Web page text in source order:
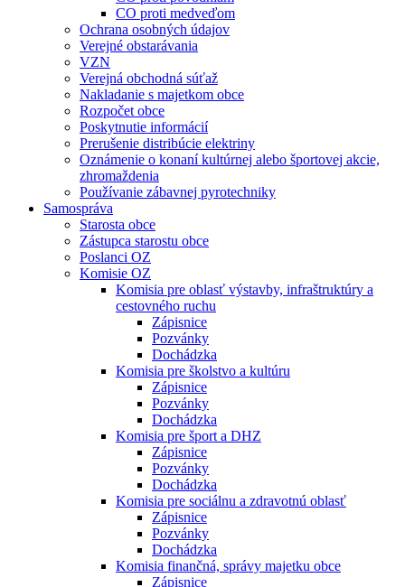
CO proti medveďom
Ochrana osobných údajov
Verejné obstarávania
VZN
Verejná obchodná súťaž
Nakladanie s majetkom obce
Rozpočet obce
Poskytnutie informácií
Prerušenie distribúcie elektriny
Oznámenie o konaní kultúrnej alebo športovej akcie,
zhromaždenia
Používanie zábavnej pyrotechniky
Samospráva
Starosta obce
Zástupca starostu obce
Poslanci OZ
Komisie OZ
Komisia pre oblasť výstavby, infraštruktúry a
cestovného ruchu
Zápisnice
Pozvánky
Dochádzka
Komisia pre školstvo a kultúru
Zápisnice
Pozvánky
Dochádzka
Komisia pre šport a DHZ
Zápisnice
Pozvánky
Dochádzka
Komisia pre sociálnu a zdravotnú oblasť
Zápisnice
Pozvánky
Dochádzka
Komisia finančná, správy majetku obce
Zápisnice